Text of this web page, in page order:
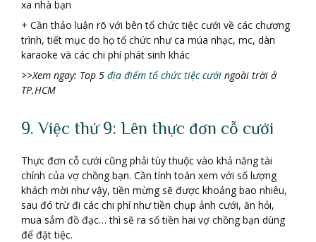
xa nhà bạn
+ Cần thảo luận rõ với bên tổ chức tiệc cưới về các chương
trình, tiết mục do họ tổ chức như ca múa nhạc, mc, dàn
karaoke và các chi phí phát sinh khác
>>Xem ngay: Top 5 địa điểm tổ chức tiệc cưới ngoài trời ở
TP.HCM
9. Việc thứ 9: Lên thực đơn cỗ cưới
Thực đơn cỗ cưới cũng phải tùy thuộc vào khả năng tài
chính của vợ chồng bạn. Cần tính toán xem với số lượng
khách mời như vậy, tiền mừng sẽ được khoảng bao nhiêu,
sau đó trừ đi các chi phí như tiền chụp ảnh cưới, ăn hỏi,
mua sắm đồ đạc… thì sẽ ra số tiền hai vợ chồng bạn dùng
để đặt tiệc.